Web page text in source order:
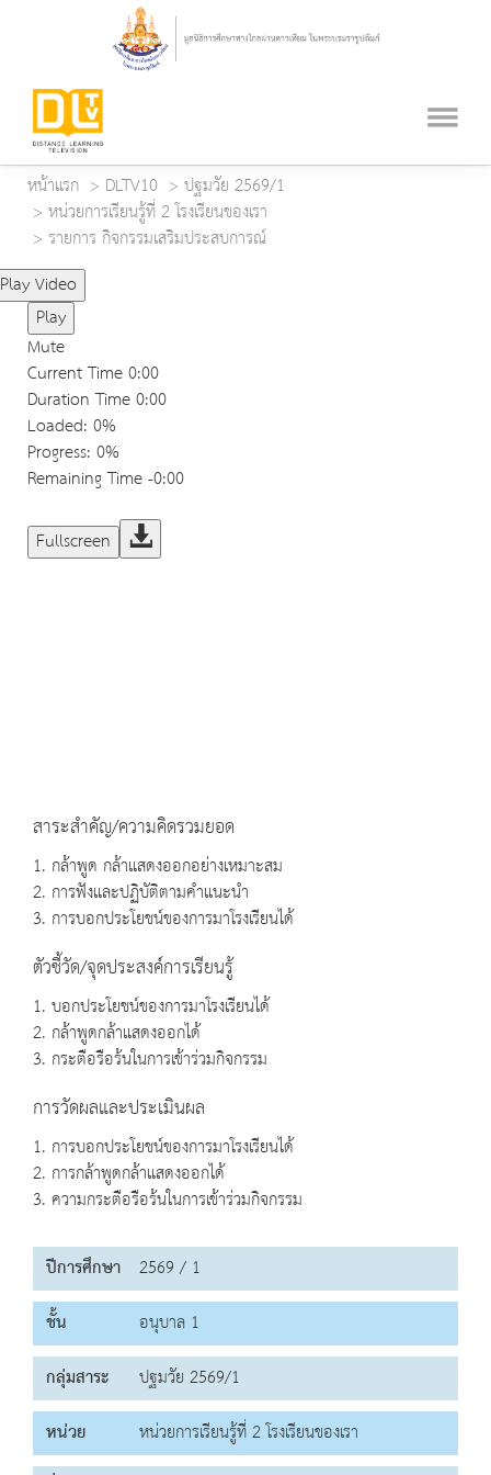
หน้าแรก DLTV10
ปฐมวัย 2569/1
หน่วยการเรียนรู้ที่ 2 โรงเรียนของเรา
รายการ กิจกรรมเสริมประสบการณ์
Play Video
Play
Mute
Current Time0:00
Duration Time0:00
Loaded: 0%
Progress: 0%
Remaining Time-0:00
Fullscreen
สาระสำคัญ/ความคิดรวมยอด
1. กล้าพูด กล้าแสดงออกอย่างเหมาะสม
2. การฟังและปฏิบัติตามคำแนะนำ
3. การบอกประโยชน์ของการมาโรงเรียนได้
ตัวชี้วัด/จุดประสงค์การเรียนรู้
1. บอกประโยชน์ของการมาโรงเรียนได้
2. กล้าพูดกล้าแสดงออกได้
3. กระตือรือร้นในการเข้าร่วมกิจกรรม
การวัดผลและประเมินผล
1. การบอกประโยชน์ของการมาโรงเรียนได้
2. การกล้าพูดกล้าแสดงออกได้
3. ความกระตือรือร้นในการเข้าร่วมกิจกรรม
ปีการศึกษา 2569 / 1
ชั้น
อนุบาล 1
กลุ่มสาระ
ปฐมวัย 2569/1
หน่วย
หน่วยการเรียนรู้ที่ 2 โรงเรียนของเรา